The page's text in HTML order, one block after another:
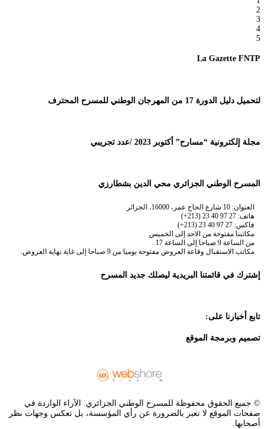
2
3
4
5
La Gazette FNTP
لتحميل دليل الدورة 17 من المهرجان الوطني للمسرح المحترف
مجلة إلكترونية “مسارح” أكتوبر 2023 /عدد تجريبي
المسرح الوطني الجزائري محي الدين بشطارزي
العنوان: 10 شارع الحاج عمر، 16000، الجزائر
هاتف: 27 97 40 23 (213+)
فاكس: 27 97 40 23 (213+)
مكاتبنا مفتوحة من الاحد إلى الخميس
من الساعة 9 صباحا إلى الساعة 17 .
مكاتب الاستقبال وقاعة العروض مفتوحة يوميا من 9 صباحا إلى غاية نهاية العروض.
إشترك في قائمتنا البريدية ليصلك جديد المسرح
تابع أخبارنا على:
تصميم وبرمجة الموقع
© جميع الحقوق محفوظة للمسرح الوطني الجزائري. الآراء الواردة في
صفحات الموقع لا تعبر بالضرورة عن رأي المؤسسة، بل تعكس وجهات نظر
أصحابها.